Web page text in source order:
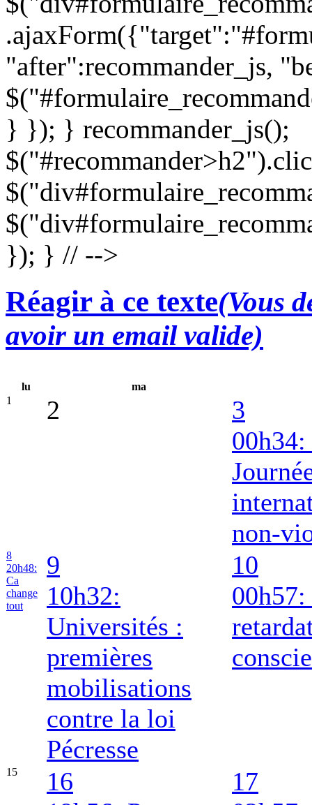
"after":recommander_js,
} }); } recommander_js();
}); } // -->
Réagir à ce texte(Vous
avoir un email valide)
lu
ma
1
2
3
non-
8
20h48:
Ca
change
tout
9
10h32:
Universités :
premières
mobilisations
contre la loi
Pécresse
10
00h57:
15
16
17